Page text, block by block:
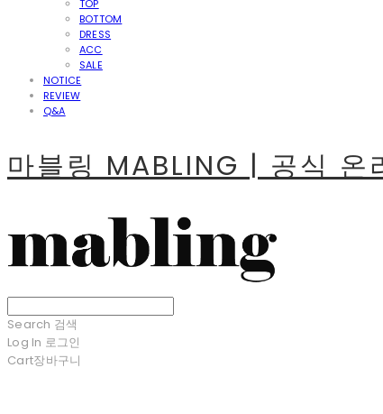
TOP
BOTTOM
DRESS
ACC
SALE
NOTICE
REVIEW
Q&A
마블링 MABLING | 공식 온
Search 검색
Log In 로그인
Cart장바구니